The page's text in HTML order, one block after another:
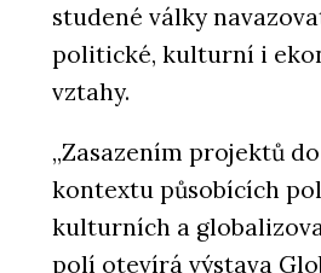
studené války
politické, kulturní i
vztahy.
„Zasazením projektů
kontextu působících
kulturních a
polí otevírá výstava